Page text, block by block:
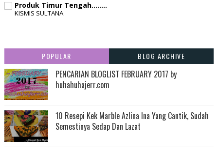
Produk Timur Tengah........
KISMIS SULTANA
POPULAR BLOG ARCHIVE
PENCARIAN BLOGLIST FEBRUARY 2017 by
huhahuhajerr.com
10 Resepi Kek Marble Azlina Ina Yang Cantik, Sudah
Semestinya Sedap Dan Lazat